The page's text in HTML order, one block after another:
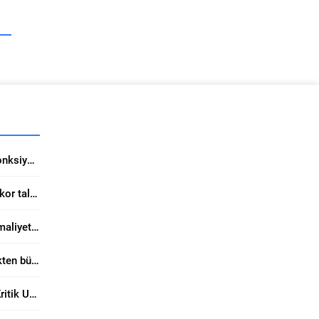
Turkua Halı’da Estetik ve Fonksiyon Bir Arada
ŞA-RA Enerji halka arzda rekor talep topladı
Kaliteli boya tercihi tadilat maliyetini ciddi düşürüyor
Form Sunviatube ile elektrikten büyük tasarruf sağlıyor
Yunanistan Yatırımlarında Kritik Uzman Uyarısı